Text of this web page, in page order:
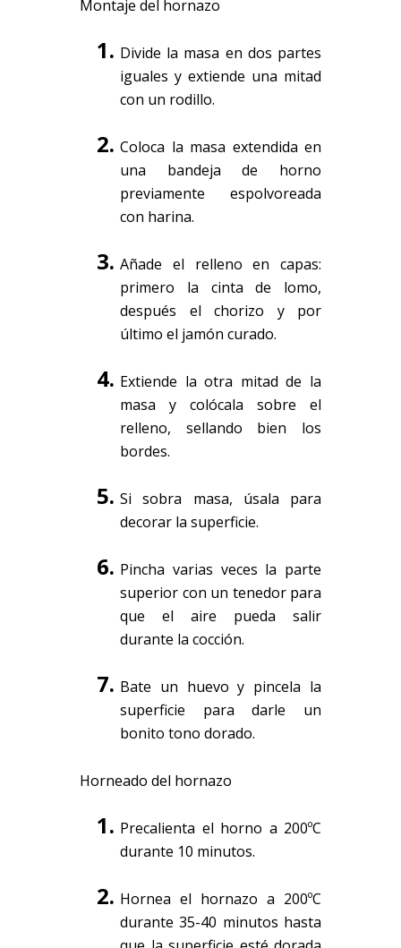
Montaje del hornazo
Divide la masa en dos partes
iguales y extiende una mitad
con un rodillo.
Coloca la masa extendida en
una bandeja de horno
previamente espolvoreada
con harina.
Añade el relleno en capas:
primero la cinta de lomo,
después el chorizo y por
último el jamón curado.
Extiende la otra mitad de la
masa y colócala sobre el
relleno, sellando bien los
bordes.
Si sobra masa, úsala para
decorar la superficie.
Pincha varias veces la parte
superior con un tenedor para
que el aire pueda salir
durante la cocción.
Bate un huevo y pincela la
superficie para darle un
bonito tono dorado.
Horneado del hornazo
Precalienta el horno a 200ºC
durante 10 minutos.
Hornea el hornazo a 200ºC
durante 35-40 minutos hasta